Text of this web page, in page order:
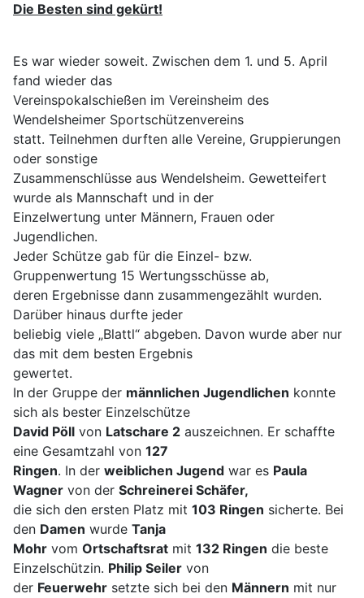
Die Besten sind gekürt!
Es war wieder soweit. Zwischen dem 1. und 5. April
fand wieder das
Vereinspokalschießen im Vereinsheim des
Wendelsheimer Sportschützenvereins
statt. Teilnehmen durften alle Vereine, Gruppierungen
oder sonstige
Zusammenschlüsse aus Wendelsheim. Gewetteifert
wurde als Mannschaft und in der
Einzelwertung unter Männern, Frauen oder
Jugendlichen.
Jeder Schütze gab für die Einzel- bzw.
Gruppenwertung 15 Wertungsschüsse ab,
deren Ergebnisse dann zusammengezählt wurden.
Darüber hinaus durfte jeder
beliebig viele „Blattl“ abgeben. Davon wurde aber nur
das mit dem besten Ergebnis
gewertet.
In der Gruppe der männlichen Jugendlichen konnte
sich als bester Einzelschütze
David Pöll von Latschare 2 auszeichnen. Er schaffte
eine Gesamtzahl von 127
Ringen. In der weiblichen Jugend war es Paula
Wagner von der Schreinerei Schäfer,
die sich den ersten Platz mit 103 Ringen sicherte. Bei
den Damen wurde Tanja
Mohr vom Ortschaftsrat mit 132 Ringen die beste
Einzelschützin. Philip Seiler von
der Feuerwehr setzte sich bei den Männern mit nur